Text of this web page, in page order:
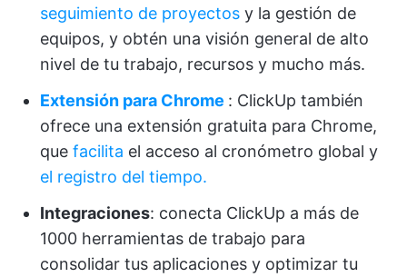
seguimiento de proyectos y la gestión de
equipos, y obtén una visión general de alto
nivel de tu trabajo, recursos y mucho más.
Extensión para Chrome : ClickUp también
ofrece una extensión gratuita para Chrome,
que facilita el acceso al cronómetro global y
el registro del tiempo.
Integraciones: conecta ClickUp a más de
1000 herramientas de trabajo para
consolidar tus aplicaciones y optimizar tu